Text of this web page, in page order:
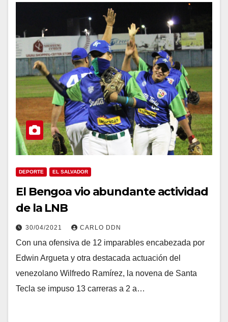
DEPORTE EL SALVADOR
El Bengoa vio abundante actividad
de la LNB
30/04/2021 CARLO DDN
Con una ofensiva de 12 imparables encabezada por
Edwin Argueta y otra destacada actuación del
venezolano Wilfredo Ramírez, la novena de Santa
Tecla se impuso 13 carreras a 2 a…